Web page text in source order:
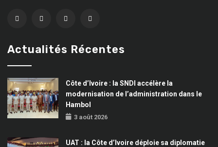
Actualités Récentes
Côte d’Ivoire : la SNDI accélère la
modernisation de l’administration dans le
Hambol
3 août 2026
UAT : la Côte d’Ivoire déploie sa diplomatie